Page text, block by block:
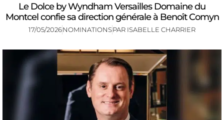
Le Dolce by Wyndham Versailles Domaine du
Montcel confie sa direction générale à Benoît Comyn
17/05/2026NOMINATIONSPAR ISABELLE CHARRIER